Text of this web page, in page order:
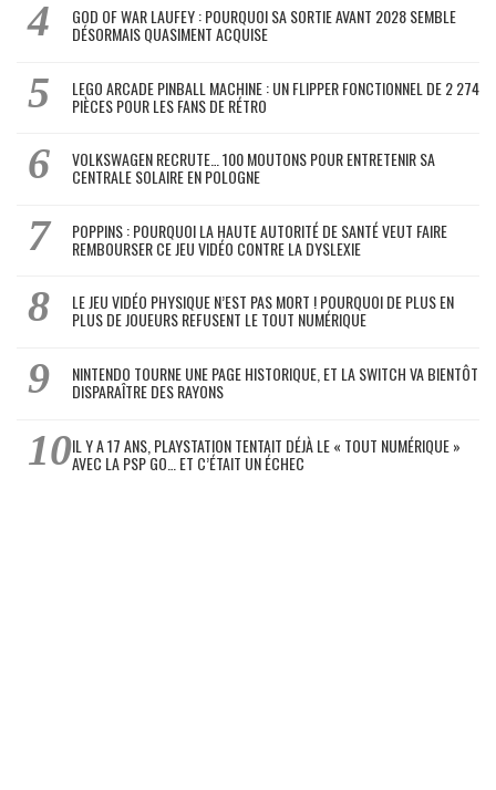
GOD OF WAR LAUFEY : POURQUOI SA SORTIE AVANT 2028 SEMBLE
DÉSORMAIS QUASIMENT ACQUISE
LEGO ARCADE PINBALL MACHINE : UN FLIPPER FONCTIONNEL DE 2 274
PIÈCES POUR LES FANS DE RÉTRO
VOLKSWAGEN RECRUTE… 100 MOUTONS POUR ENTRETENIR SA
CENTRALE SOLAIRE EN POLOGNE
POPPINS : POURQUOI LA HAUTE AUTORITÉ DE SANTÉ VEUT FAIRE
REMBOURSER CE JEU VIDÉO CONTRE LA DYSLEXIE
LE JEU VIDÉO PHYSIQUE N’EST PAS MORT ! POURQUOI DE PLUS EN
PLUS DE JOUEURS REFUSENT LE TOUT NUMÉRIQUE
NINTENDO TOURNE UNE PAGE HISTORIQUE, ET LA SWITCH VA BIENTÔT
DISPARAÎTRE DES RAYONS
IL Y A 17 ANS, PLAYSTATION TENTAIT DÉJÀ LE « TOUT NUMÉRIQUE »
AVEC LA PSP GO… ET C’ÉTAIT UN ÉCHEC